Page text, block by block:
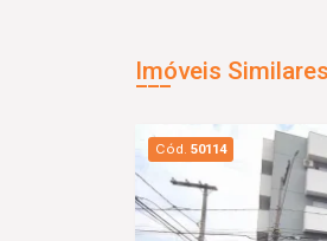
Imóveis Similares
Cód. 50114